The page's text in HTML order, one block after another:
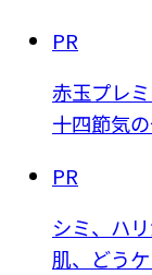
PR
赤玉プレ
十四節気
PR
シミ、ハ
肌、どう